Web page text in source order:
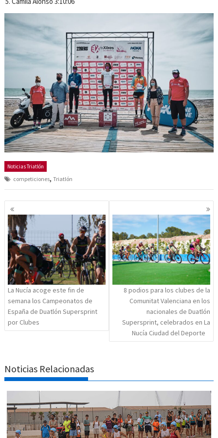
Noticias Triatlón
competiciones,Triatlón
Navegación
de
entradas
La Nucía acoge este fin de
semana los Campeonatos de
España de Duatlón Supersprint
por Clubes
8 podios para los clubes de la
Comunitat Valenciana en los
nacionales de Duatlón
Supersprint, celebrados en La
Nucía Ciudad del Deporte
Noticias Relacionadas